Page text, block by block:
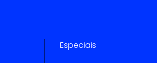
Especiais